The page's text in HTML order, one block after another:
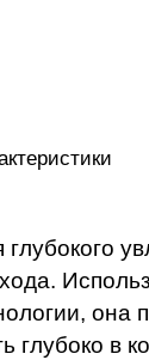
она
глубоко в